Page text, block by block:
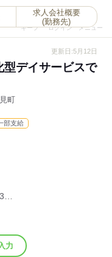
キープ
0
ログイン メニュー
求人会社概要
(勤務先)
更新日:5月12日
デイサービスで
町
部支給
力